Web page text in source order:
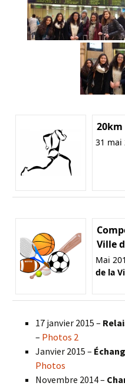
20km
31 mai
Ville
Mai
de la
17 janvier 2015 –
– Photos 2
Janvier 2015 –
Photos
Novembre 2014 –